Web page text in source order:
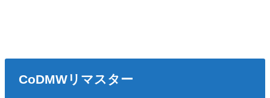
CoDMWリマスター